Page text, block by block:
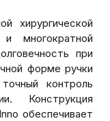
хирургической
многократной
при
форме ручки
контроль
Конструкция
обеспечивает